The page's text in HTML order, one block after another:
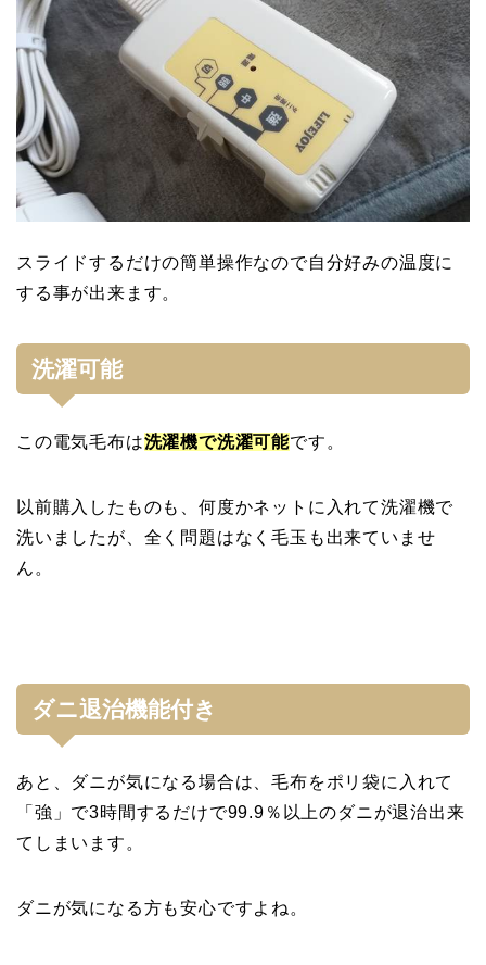
スライドするだけの簡単操作なので自分好みの温度に
する事が出来ます。
洗濯可能
この電気毛布は洗濯機で洗濯可能です。
以前購入したものも、何度かネットに入れて洗濯機で
洗いましたが、全く問題はなく毛玉も出来ていませ
ん。
ダニ退治機能付き
あと、ダニが気になる場合は、毛布をポリ袋に入れて
「強」で3時間するだけで99.9％以上のダニが退治出来
てしまいます。
ダニが気になる方も安心ですよね。